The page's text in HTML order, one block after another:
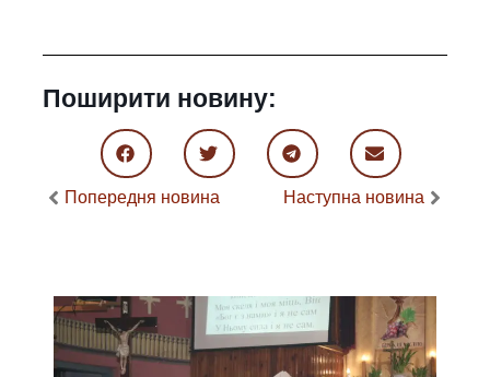
Поширити новину:
Попередня новина Наступна новина